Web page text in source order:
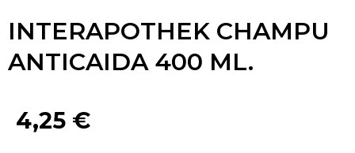
INTERAPOTHEK CHAMPU
ANTICAIDA 400 ML.
4,25 €